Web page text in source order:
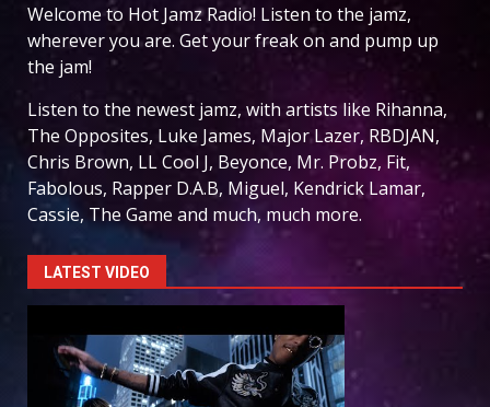
Welcome to Hot Jamz Radio! Listen to the jamz,
wherever you are. Get your freak on and pump up
the jam!
Listen to the newest jamz, with artists like Rihanna,
The Opposites, Luke James, Major Lazer, RBDJAN,
Chris Brown, LL Cool J, Beyonce, Mr. Probz, Fit,
Fabolous, Rapper D.A.B, Miguel, Kendrick Lamar,
Cassie, The Game and much, much more.
LATEST VIDEO